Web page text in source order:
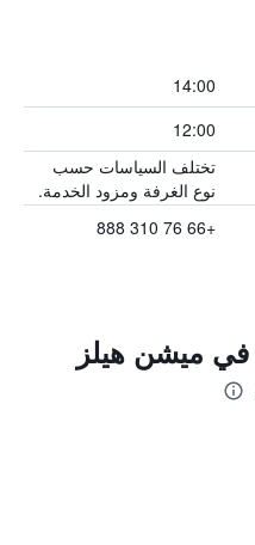
14:00
12:00
تختلف السياسات حسب
نوع الغرفة ومزود الخدمة.
+66 76 310 888
في ميشن هيلز